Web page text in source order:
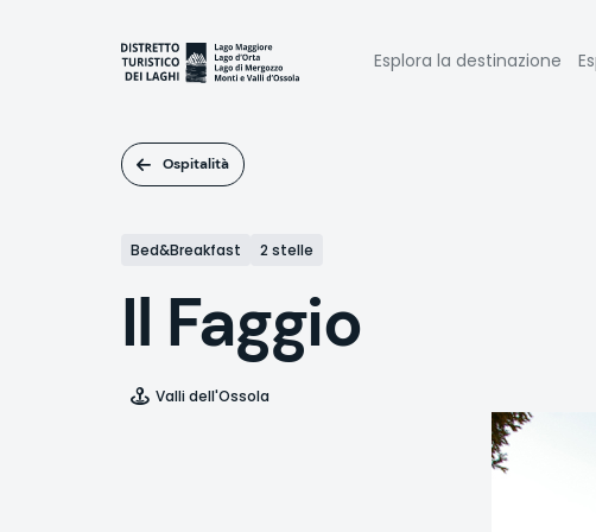
Esplora la destinazione
Ospitalità
Bed&Breakfast 2 stelle
Il Faggio
Valli dell'Ossola